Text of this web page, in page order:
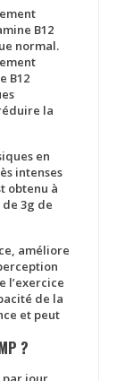
B12
normal.
B12
la
en
intenses
obtenu à
3g de
améliore
l’exercice
de la
et peut
?